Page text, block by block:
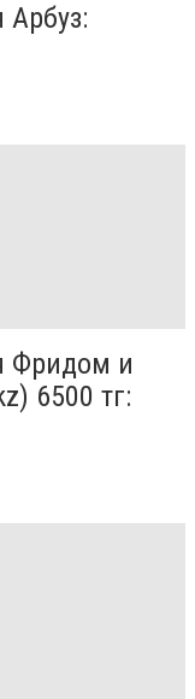
Фридом и
6500 тг: